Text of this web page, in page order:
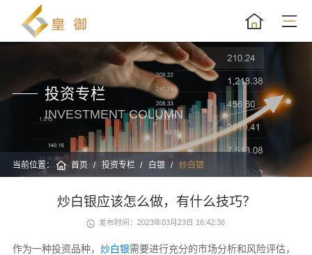
投资专栏
INVESTMENT COLUMN
当前位置： 首页 投资专栏 白银 炒白银
炒白银应该怎么做，有什么技巧？
发布时间：2023年03月23日 16:42:36
作为一种投资品种， 炒白银需要进行充分的市场分析和风险评估，